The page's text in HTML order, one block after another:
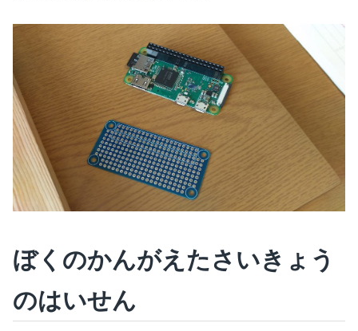
ぼくのかんがえたさいきょう
のはいせん